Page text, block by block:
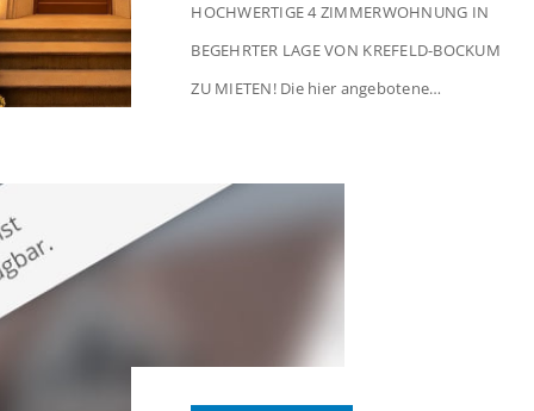
HOCHWERTIGE 4 ZIMMERWOHNUNG IN
BEGEHRTER LAGE VON KREFELD-BOCKUM
ZU MIETEN! Die hier angebotene
in begehrter Wohnlage von Krefeld-Bockum.